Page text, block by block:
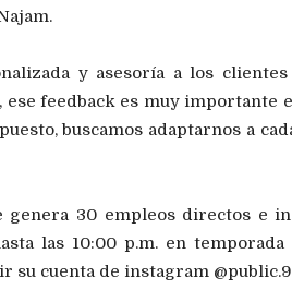
y asesoría a los
ese feedback es muy importante
buscamos adaptarnos a
genera 30 empleos directos e
las 10:00 p.m. en temporada
su cuenta de instagram